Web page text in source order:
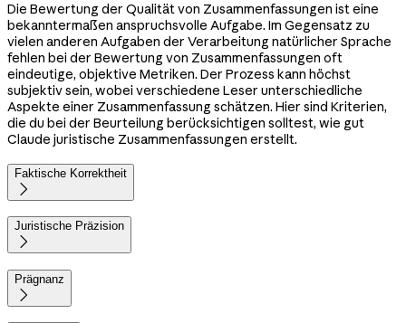
Die Bewertung der Qualität von Zusammenfassungen ist eine
bekanntermaßen anspruchsvolle Aufgabe. Im Gegensatz zu
vielen anderen Aufgaben der Verarbeitung natürlicher Sprache
fehlen bei der Bewertung von Zusammenfassungen oft
eindeutige, objektive Metriken. Der Prozess kann höchst
subjektiv sein, wobei verschiedene Leser unterschiedliche
Aspekte einer Zusammenfassung schätzen. Hier sind Kriterien,
die du bei der Beurteilung berücksichtigen solltest, wie gut
Claude juristische Zusammenfassungen erstellt.
Faktische Korrektheit

Juristische Präzision

Prägnanz
